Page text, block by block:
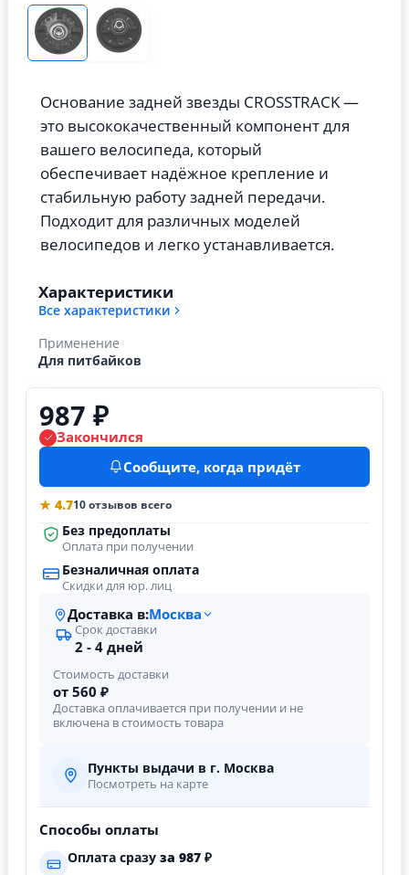
Основание задней звезды CROSSTRACK —
это высококачественный компонент для
вашего велосипеда, который
обеспечивает надёжное крепление и
стабильную работу задней передачи.
Подходит для различных моделей
велосипедов и легко устанавливается.
Характеристики
Все характеристики
Применение
Для питбайков
987 ₽
Закончился
Сообщите, когда придёт
★ 4.710 отзывов всего
Без предоплаты
Оплата при получении
Безналичная оплата
Скидки для юр. лиц
Доставка в:Москва
Срок доставки
2 - 4 дней
Стоимость доставки
от 560 ₽
Доставка оплачивается при получении и не
включена в стоимость товара
Пункты выдачи в г. Москва
Посмотреть на карте
Способы оплаты
Оплата сразу за 987 ₽